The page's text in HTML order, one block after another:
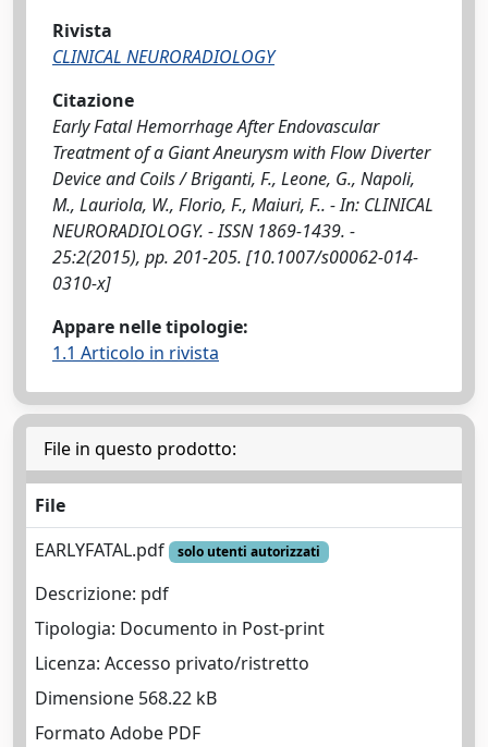
Rivista
CLINICAL NEURORADIOLOGY
Citazione
Early Fatal Hemorrhage After Endovascular
Treatment of a Giant Aneurysm with Flow Diverter
Device and Coils / Briganti, F., Leone, G., Napoli,
M., Lauriola, W., Florio, F., Maiuri, F.. - In: CLINICAL
NEURORADIOLOGY. - ISSN 1869-1439. -
25:2(2015), pp. 201-205. [10.1007/s00062-014-
0310-x]
Appare nelle tipologie:
1.1 Articolo in rivista
File in questo prodotto:
File
EARLYFATAL.pdf
solo utenti autorizzati
Descrizione: pdf
Tipologia: Documento in Post-print
Licenza: Accesso privato/ristretto
Dimensione 568.22 kB
Formato Adobe PDF